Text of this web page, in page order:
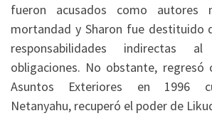
fueron acusados como autores
mortandad y Sharon fue destituido
responsabilidades
obligaciones. No obstante,
Asuntos Exteriores en 1996
Netanyahu, recuperó el poder de